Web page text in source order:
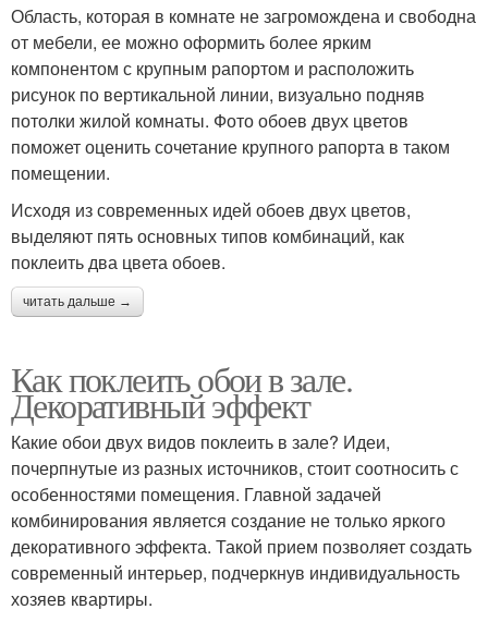
Область, которая в комнате не загромождена и свободна
от мебели, ее можно оформить более ярким
компонентом с крупным рапортом и расположить
рисунок по вертикальной линии, визуально подняв
потолки жилой комнаты. Фото обоев двух цветов
поможет оценить сочетание крупного рапорта в таком
помещении.
Исходя из современных идей обоев двух цветов,
выделяют пять основных типов комбинаций, как
поклеить два цвета обоев.
читать дальше →
Как поклеить обои в зале.
Декоративный эффект
Какие обои двух видов поклеить в зале? Идеи,
почерпнутые из разных источников, стоит соотносить с
особенностями помещения. Главной задачей
комбинирования является создание не только яркого
декоративного эффекта. Такой прием позволяет создать
современный интерьер, подчеркнув индивидуальность
хозяев квартиры.